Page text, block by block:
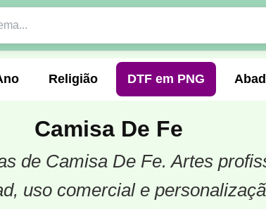
Religião DTF em PNG
Profissão Festa Junina
Gamer
Camisa De Fe
de Camisa De Fe. Artes
uso comercial e